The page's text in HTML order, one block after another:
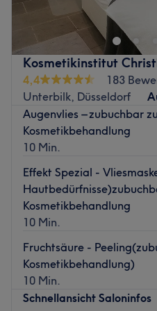
von porentief reiner Haut,
Make-up, vollen Wimpern
einen Stück näher
zurücklehnen und
Nächste öffentliche
Die Station D-Herzogstraße
Studio entfernt.
Das Team:
Inhaberin Elena und ihr
Beautyqueens. Sie nehmen
Bedürfnisse deiner Haut
Behandlungen gezielt darauf
Was uns an dem Salon
Expertise: Lashes&Brows,
Produkte und
Extras: Kostenlose
barrierefrei.
Kosmetikinstitut
4,4
183
Unterbilk, Düsseldorf
Augenvlies – zubuchbar
Kosmetikbehandlung
10 Min.
Effekt Spezial -
Kosmetikbehandlung
10 Min.
Fruchtsäure -
Kosmetikbehandlung)
10 Min.
Schnellansicht Saloninfos